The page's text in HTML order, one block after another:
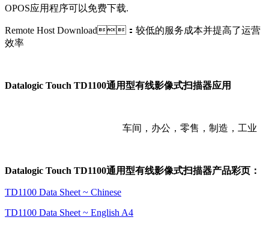
OPOS应用程序可以免费下载.
Remote Host Download：较低的服务成本并提高了运营
效率
Datalogic Touch TD1100通用型有线影像式扫描器应用
车间，办公，零售，制造，工业
Datalogic Touch TD1100通用型有线影像式扫描器产品彩页：
TD1100 Data Sheet ~ Chinese
TD1100 Data Sheet ~ English A4